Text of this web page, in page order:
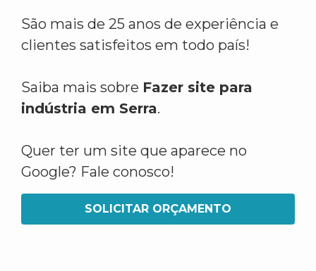
São mais de 25 anos de experiência e
clientes satisfeitos em todo país!
Saiba mais sobre Fazer site para
indústria em Serra.
Quer ter um site que aparece no
Google? Fale conosco!
SOLICITAR ORÇAMENTO